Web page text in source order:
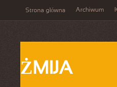
Strona główna Archiwum
ŻMIJA